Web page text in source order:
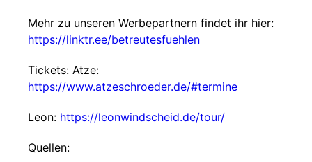
Mehr zu unseren Werbepartnern findet ihr hier:
https://linktr.ee/betreutesfuehlen
Tickets: Atze:
https://www.atzeschroeder.de/#termine
Leon: https://leonwindscheid.de/tour/
Quellen: